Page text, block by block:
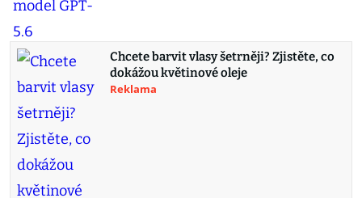
Chcete barvit vlasy šetrněji? Zjistěte, co
dokážou květinové oleje
Reklama